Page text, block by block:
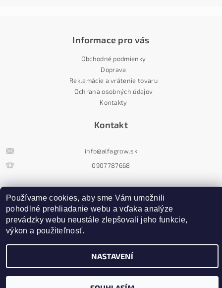
Informace pro vás
Obchodné podmienky
Doprava
Reklamácie a vrátenie tovaru
Ochrana osobných údajov
Kontakty
Kontakt
info@alfagrow.sk
0907787668
, všechna práva vyhrazena Upravit nastavení cookies
Vytvořil Shoptet
Používame cookies, aby sme Vám umožnili
pohodlné prehliadanie webu a vďaka analýze
prevádzky webu neustále zlepšovali jeho funkcie,
výkon a použiteľnosť.
NASTAVENÍ